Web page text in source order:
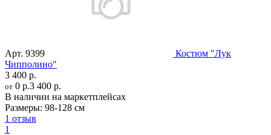
Арт. 9399
Костюм "Лук
Чипполино"
3 400 р.
от 0 р.3 400 р.
В наличии на маркетплейсах
Размеры: 98-128 см
1 отзыв
1